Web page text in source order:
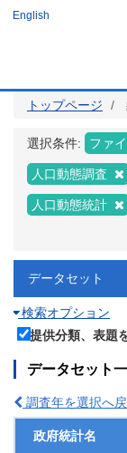
ツ
English
トップページ
選択条件: ファ
人口動態調査
人口動態統計
検索オプション
提供分類、表題
データセット
調査年を選択へ
政府統計名